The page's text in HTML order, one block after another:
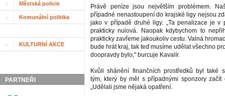
Městská policie
Komunální politika
KULTURNÍ AKCE
PARTNEŘI
Právě peníze jsou největším problémem.
případné nenastoupení do krajské ligy nejsou
jako v případě druhé ligy. „Ta penalizace je v
prakticky nulová. Naopak kdybychom to
prakticky zavřeme jakoukoliv cestu. Valná
bude hrát kraj, tak teď musíme udělat všechno
doopravdy bylo," burcuje Kavalír.
Kvůli shánění finančních prostředků byl také
tým, který by měl s případnými sponzory začít
„Udělali jsme nějaká opatření.